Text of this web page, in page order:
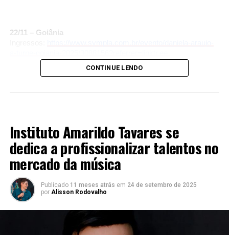
22/11 – Goiânia
CONTINUE LENDO
Instituto Amarildo Tavares se
dedica a profissionalizar talentos no
mercado da música
Publicado 11 meses atrás em 24 de setembro de 2025
por Alisson Rodovalho